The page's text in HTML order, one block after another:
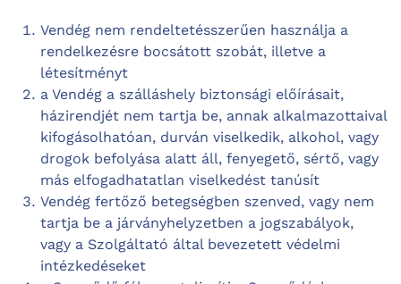
Vendég nem rendeltetésszerűen használja a
rendelkezésre bocsátott szobát, illetve a
létesítményt
a Vendég a szálláshely biztonsági előírásait,
házirendjét nem tartja be, annak alkalmazottaival
kifogásolhatóan, durván viselkedik, alkohol, vagy
drogok befolyása alatt áll, fenyegető, sértő, vagy
más elfogadhatatlan viselkedést tanúsít
Vendég fertőző betegségben szenved, vagy nem
tartja be a járványhelyzetben a jogszabályok,
vagy a Szolgáltató által bevezetett védelmi
intézkedéseket